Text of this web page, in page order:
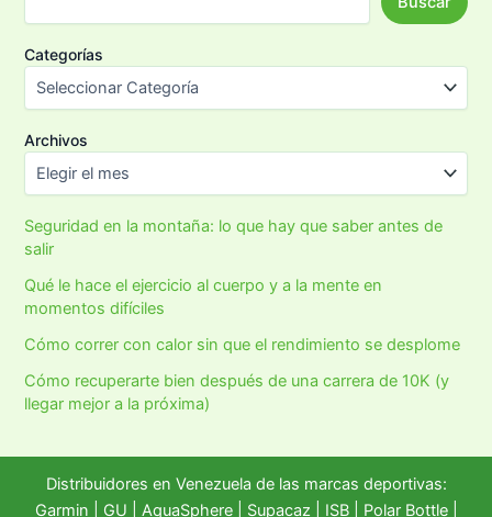
Categorías
Archivos
Seguridad en la montaña: lo que hay que saber antes de
salir
Qué le hace el ejercicio al cuerpo y a la mente en
momentos difíciles
Cómo correr con calor sin que el rendimiento se desplome
Cómo recuperarte bien después de una carrera de 10K (y
llegar mejor a la próxima)
Distribuidores en Venezuela de las marcas deportivas:
Garmin
GU AquaSphere| Supacaz | ISB | Polar Bottle|